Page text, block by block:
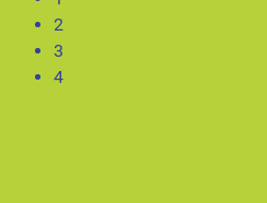
2
3
4